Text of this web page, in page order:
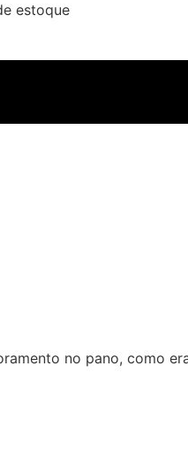
estoque
no pano, como